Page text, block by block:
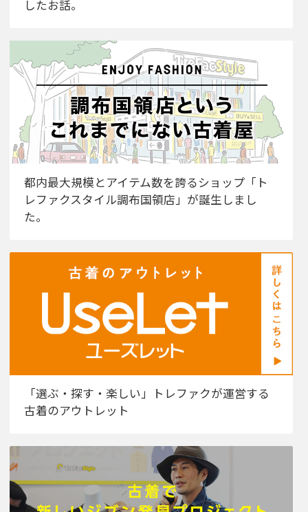
したお話。
都内最大規模とアイテム数を誇るショップ「ト
レファクスタイル調布国領店」が誕生しまし
た。
「選ぶ・探す・楽しい」トレファクが運営する
古着のアウトレット